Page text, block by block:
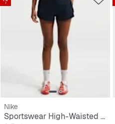
Nike
Sportswear High-Waisted 2" Shorts